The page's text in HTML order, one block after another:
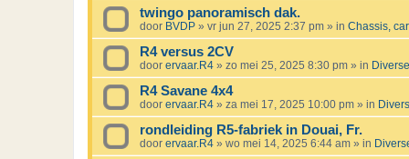
twingo panoramisch dak.
door BVDP » vr jun 27, 2025 2:37 pm » in Chassis,
R4 versus 2CV
door ervaar.R4 » zo mei 25, 2025 8:30 pm » in
R4 Savane 4x4
door ervaar.R4 » za mei 17, 2025 10:00 pm » in
rondleiding R5-fabriek in Douai, Fr.
door ervaar.R4 » wo mei 14, 2025 6:44 am » in